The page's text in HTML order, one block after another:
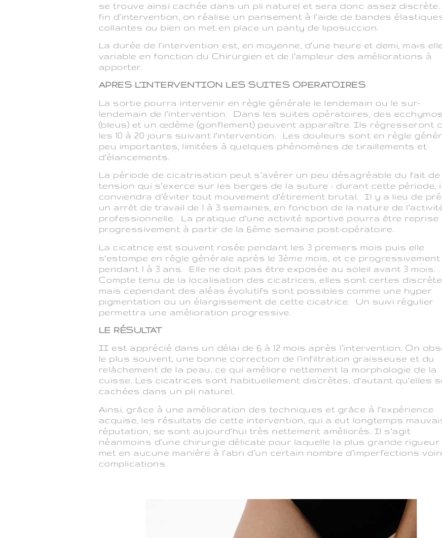
se trouve ainsi cachée dans un pli naturel et sera donc assez
fin d’intervention, on réalise un pansement à l’aide de bandes
collantes ou bien on met en place un panty de liposuccion.
La durée de l’intervention est, en moyenne, d’une heure et demi, mais
variable en fonction du Chirurgien et de l’ampleur des améliorations à
apporter.
APRES L’INTERVENTION LES SUITES OPERATOIRES
La sortie pourra intervenir en règle générale le lendemain ou le sur-
lendemain de l’intervention. Dans les suites opératoires, des
(bleus) et un œdème (gonflement) peuvent apparaître. Ils régresseront
les 10 à 20 jours suivant l’intervention. Les douleurs sont en règle
peu importantes, limitées à quelques phénomènes de tiraillements et
d’élancements.
La période de cicatrisation peut s’avérer un peu désagréable du fait de
tension qui s’exerce sur les berges de la suture : durant cette période,
conviendra d’éviter tout mouvement d’étirement brutal. Il y a lieu de
un arrêt de travail de 1 à 3 semaines, en fonction de la nature de
professionnelle. La pratique d’une activité sportive pourra être reprise
progressivement à partir de la 6ème semaine post-opératoire.
La cicatrice est souvent rosée pendant les 3 premiers mois puis elle
s’estompe en règle générale après le 3ème mois, et ce progressivement
pendant 1 à 3 ans. Elle ne doit pas être exposée au soleil avant 3 mois.
Compte tenu de la localisation des cicatrices, elles sont certes
mais cependant des aléas évolutifs sont possibles comme une hyper
pigmentation ou un élargissement de cette cicatrice. Un suivi régulier
permettra une amélioration progressive.
LE RÉSULTAT
II est apprécié dans un délai de 6 à 12 mois après l’intervention. On
le plus souvent, une bonne correction de l’infiltration graisseuse et du
relâchement de la peau, ce qui améliore nettement la morphologie de la
cuisse. Les cicatrices sont habituellement discrètes, d’autant qu’elles
cachées dans un pli naturel.
Ainsi, grâce à une amélioration des techniques et grâce à l’expérience
acquise, les résultats de cette intervention, qui a eut longtemps
réputation, se sont aujourd’hui très nettement améliorés. Il s’agit
néanmoins d’une chirurgie délicate pour laquelle la plus grande rigueur
met en aucune manière à l’abri d’un certain nombre d’imperfections
complications.